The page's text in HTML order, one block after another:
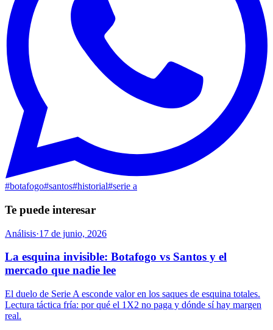
#botafogo#santos#historial#serie a
Te puede interesar
Análisis·17 de junio, 2026
La esquina invisible: Botafogo vs Santos y el
mercado que nadie lee
El duelo de Serie A esconde valor en los saques de esquina totales.
Lectura táctica fría: por qué el 1X2 no paga y dónde sí hay margen
real.